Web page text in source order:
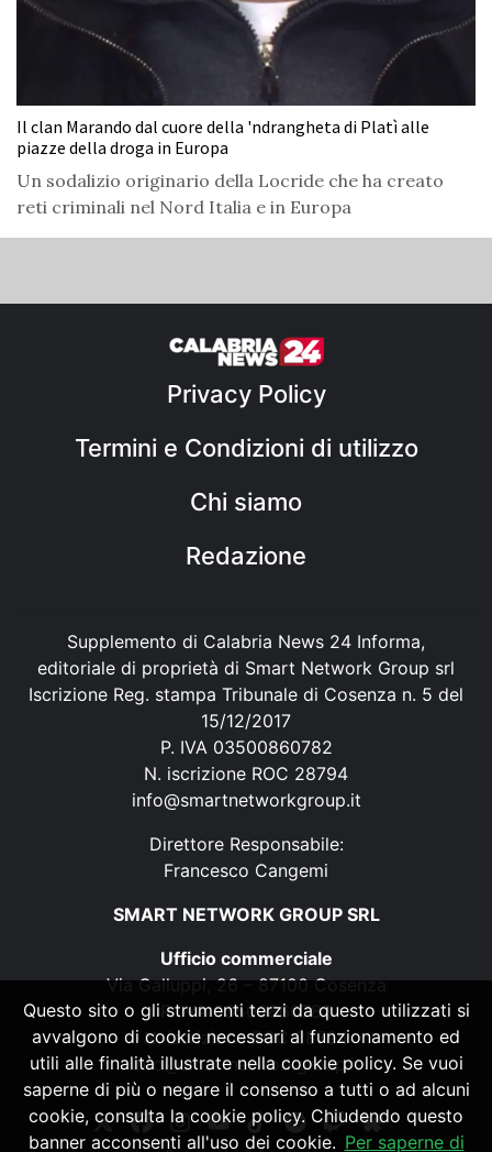
Il clan Marando dal cuore della 'ndrangheta di Platì alle
piazze della droga in Europa
Un sodalizio originario della Locride che ha creato
reti criminali nel Nord Italia e in Europa
Privacy Policy
Termini e Condizioni di utilizzo
Chi siamo
Redazione
Supplemento di Calabria News 24 Informa,
editoriale di proprietà di Smart Network Group srl
Iscrizione Reg. stampa Tribunale di Cosenza n. 5 del
15/12/2017
P. IVA 03500860782
N. iscrizione ROC 28794
info@smartnetworkgroup.it
Direttore Responsabile:
Francesco Cangemi
SMART NETWORK GROUP SRL
Ufficio commerciale
Via Galluppi, 26 – 87100 Cosenza
P. IVA 03500860782
N. iscrizione ROC 28794
info@smartnetworkgroup.it
Questo sito o gli strumenti terzi da questo utilizzati si
avvalgono di cookie necessari al funzionamento ed
utili alle finalità illustrate nella cookie policy. Se vuoi
saperne di più o negare il consenso a tutti o ad alcuni
cookie, consulta la cookie policy. Chiudendo questo
banner acconsenti all'uso dei cookie. Per saperne di